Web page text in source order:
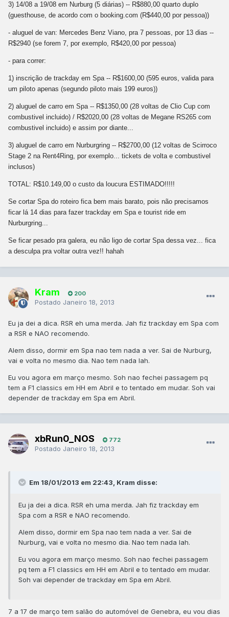
3) 14/08 a 19/08 em Nurburg (5 diárias) -- R$880,00 quarto duplo
(guesthouse, de acordo com o booking.com (R$440,00 por pessoa))
- aluguel de van: Mercedes Benz Viano, pra 7 pessoas, por 13 dias --
R$2940 (se forem 7, por exemplo, R$420,00 por pessoa)
- para correr:
1) inscrição de trackday em Spa -- R$1600,00 (595 euros, valida para
um piloto apenas (segundo piloto mais 199 euros))
2) aluguel de carro em Spa -- R$1350,00 (28 voltas de Clio Cup com
combustivel incluido) / R$2020,00 (28 voltas de Megane RS265 com
combustivel incluido) e assim por diante...
3) aluguel de carro em Nurburgring -- R$2700,00 (12 voltas de Scirroco
Stage 2 na Rent4Ring, por exemplo... tickets de volta e combustivel
inclusos)
TOTAL: R$10.149,00 o custo da loucura ESTIMADO!!!!!
Se cortar Spa do roteiro fica bem mais barato, pois não precisamos
ficar lá 14 dias para fazer trackday em Spa e tourist ride em
Nurburgring...
Se ficar pesado pra galera, eu não ligo de cortar Spa dessa vez... fica
a desculpa pra voltar outra vez!! hahah
Kram 200
Postado Janeiro 18, 2013
Eu ja dei a dica. RSR eh uma merda. Jah fiz trackday em Spa com
a RSR e NAO recomendo.
Alem disso, dormir em Spa nao tem nada a ver. Sai de Nurburg,
vai e volta no mesmo dia. Nao tem nada lah.
Eu vou agora em março mesmo. Soh nao fechei passagem pq
tem a F1 classics em HH em Abril e to tentado em mudar. Soh vai
depender de trackday em Spa em Abril.
xbRun0_NOS 772
Postado Janeiro 18, 2013
Em 18/01/2013 em 22:43, Kram disse:
Eu ja dei a dica. RSR eh uma merda. Jah fiz trackday em
Spa com a RSR e NAO recomendo.
Alem disso, dormir em Spa nao tem nada a ver. Sai de
Nurburg, vai e volta no mesmo dia. Nao tem nada lah.
Eu vou agora em março mesmo. Soh nao fechei passagem
pq tem a F1 classics em HH em Abril e to tentado em mudar.
Soh vai depender de trackday em Spa em Abril.
7 a 17 de março tem salão do automóvel de Genebra, eu vou dias